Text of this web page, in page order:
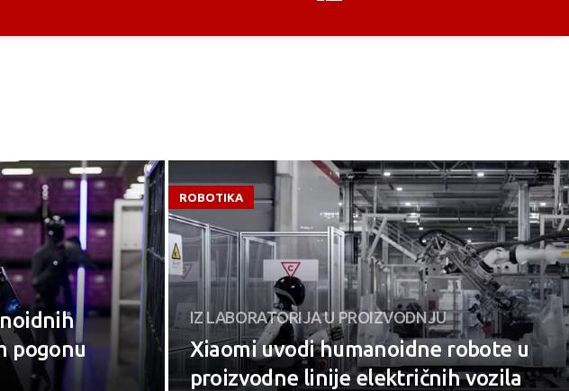
pogonu
ROBOTIKA
IZ LABORATORIJA U PROIZVODNJU
Xiaomi uvodi humanoidne robote u
proizvodne linije električnih vozila